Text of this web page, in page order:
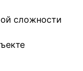
сложности